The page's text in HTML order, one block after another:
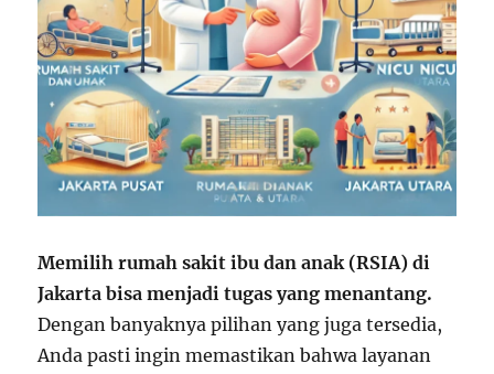
Memilih rumah sakit ibu dan anak (RSIA) di
Jakarta bisa menjadi tugas yang menantang.
Dengan banyaknya pilihan yang juga tersedia,
Anda pasti ingin memastikan bahwa layanan